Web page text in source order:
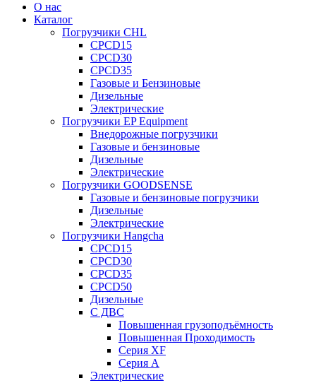
О нас
Каталог
Погрузчики CHL
CPCD15
CPCD30
CPCD35
Газовые и Бензиновые
Дизельные
Электрические
Погрузчики EP Equipment
Внедорожные погрузчики
Газовые и бензиновые
Дизельные
Электрические
Погрузчики GOODSENSE
Газовые и бензиновые погрузчики
Дизельные
Электрические
Погрузчики Hangcha
CPCD15
CPCD30
CPCD35
CPCD50
Дизельные
С ДВС
Повышенная грузоподъёмность
Повышенная Проходимость
Серия XF
Серия А
Электрические